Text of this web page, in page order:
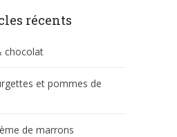
récents
chocolat
et pommes de
de marrons